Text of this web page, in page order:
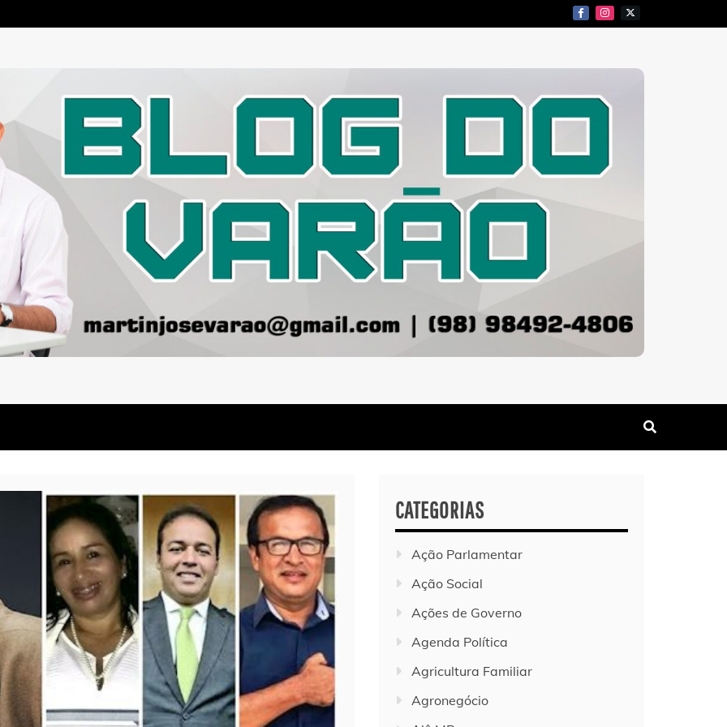
CATEGORIAS
Ação Parlamentar
Ação Social
Ações de Governo
Agenda Política
Agricultura Familiar
Agronegócio